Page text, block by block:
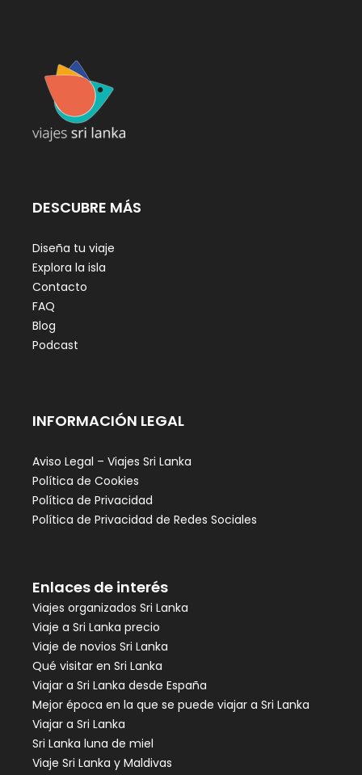
DESCUBRE MÁS
Diseña tu viaje
Explora la isla
Contacto
FAQ
Blog
Podcast
INFORMACIÓN LEGAL
Aviso Legal – Viajes Sri Lanka
Política de Cookies
Política de Privacidad
Política de Privacidad de Redes Sociales
Enlaces de interés
Viajes organizados Sri Lanka
Viaje a Sri Lanka precio
Viaje de novios Sri Lanka
Qué visitar en Sri Lanka
Viajar a Sri Lanka desde España
Mejor época en la que se puede viajar a Sri Lanka
Viajar a Sri Lanka
Sri Lanka luna de miel
Viaje Sri Lanka y Maldivas